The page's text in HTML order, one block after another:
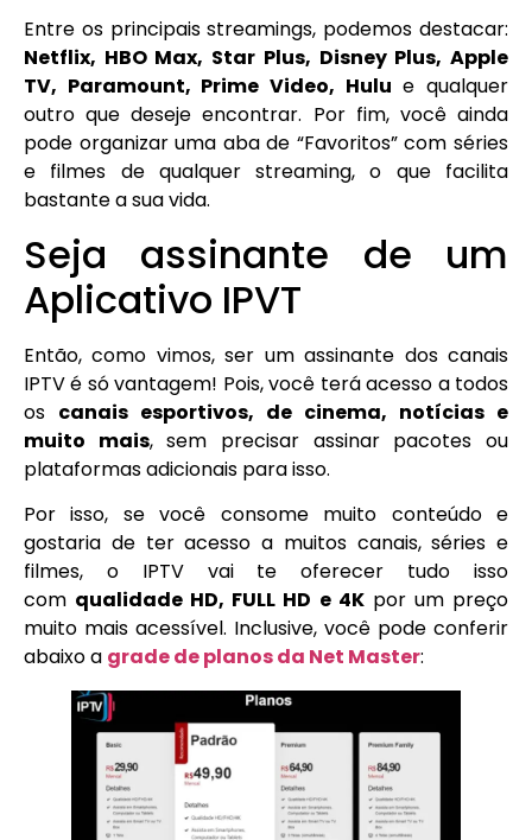
Entre os principais streamings, podemos destacar:
Netflix, HBO Max, Star Plus, Disney Plus, Apple
TV, Paramount, Prime Video, Hulu e qualquer
outro que deseje encontrar. Por fim, você ainda
pode organizar uma aba de “Favoritos” com séries
e filmes de qualquer streaming, o que facilita
bastante a sua vida.
Seja assinante de um
Aplicativo IPVT
Então, como vimos, ser um assinante dos canais
IPTV é só vantagem! Pois, você terá acesso a todos
os canais esportivos, de cinema, notícias e
muito mais, sem precisar assinar pacotes ou
plataformas adicionais para isso.
Por isso, se você consome muito conteúdo e
gostaria de ter acesso a muitos canais, séries e
filmes, o IPTV vai te oferecer tudo isso
com qualidade HD, FULL HD e 4Kpor um preço
muito mais acessível. Inclusive, você pode conferir
abaixo a grade de planos da Net Master: